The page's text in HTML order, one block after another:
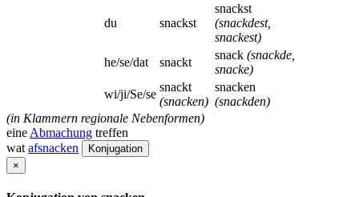
du snackst
snackst
(snackdest,
snackest)
he/se/dat
snackt
snack (snackde,
snacke)
wi/ji/Se/se
snackt
(snacken)
snacken
(snackden)
(in Klammern regionale Nebenformen)
eine Abmachung treffen
wat afsnacken
Konjugation
×